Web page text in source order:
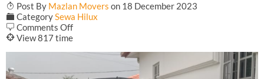
T Post By Mazlan Movers on 18 December 2023
F CategorySewa Hilux
b Comments Offon
Sewa
@ View 817 time